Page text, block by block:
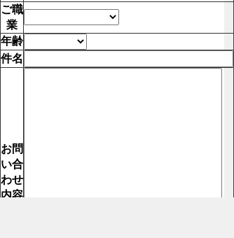
ご職
業
年齢
件名
お問
い合
わせ
内容